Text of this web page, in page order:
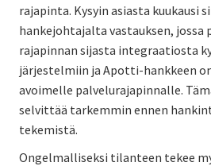
rajapinta. Kysyin asiasta kuukausi
hankejohtajalta vastauksen, jossa
rajapinnan sijasta integraatiosta
järjestelmiin ja Apotti-hankkeen
avoimelle palvelurajapinnalle.
selvittää tarkemmin ennen
tekemistä.
Ongelmalliseksi tilanteen tekee